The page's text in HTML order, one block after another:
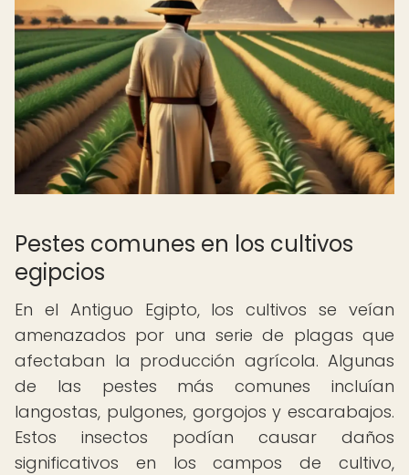
Pestes comunes en los cultivos
egipcios
En el Antiguo Egipto, los cultivos se veían
amenazados por una serie de plagas que
afectaban la producción agrícola. Algunas
de las pestes más comunes incluían
langostas, pulgones, gorgojos y escarabajos.
Estos insectos podían causar daños
significativos en los campos de cultivo,